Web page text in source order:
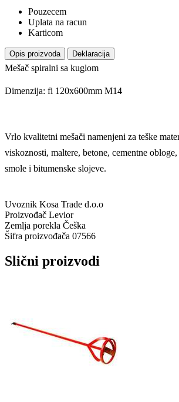
Pouzecem
Uplata na racun
Karticom
Opis proizvoda Deklaracija
Mešač spiralni sa kuglom
Dimenzija: fi 120x600mm M14
Vrlo kvalitetni mešači namenjeni za teške
viskoznosti, maltere, betone, cementne
smole i bitumenske slojeve.
Uvoznik Kosa Trade d.o.o
Proizvođač Levior
Zemlja porekla Češka
Šifra proizvođača 07566
Slični proizvodi